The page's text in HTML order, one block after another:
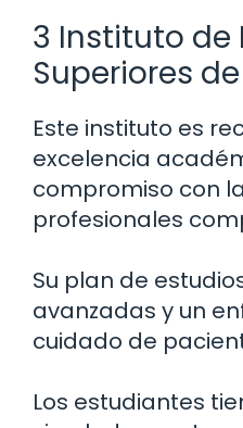
3 Instituto de
Superiores
Este instituto es
excelencia
compromiso con
profesionales
Su plan de
avanzadas y un
cuidado de
Los estudiantes